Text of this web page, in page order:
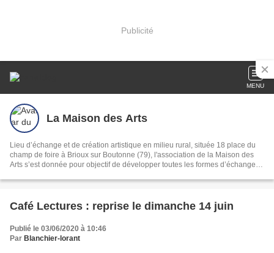
Publicité
MENU
La Maison des Arts
Lieu d’échange et de création artistique en milieu rural, située 18 place du
champ de foire à Brioux sur Boutonne (79), l'association de la Maison des
Arts s’est donnée pour objectif de développer toutes les formes d’échange et
Café Lectures : reprise le dimanche 14 juin
Publié le 03/06/2020 à 10:46
Par Blanchier-lorant